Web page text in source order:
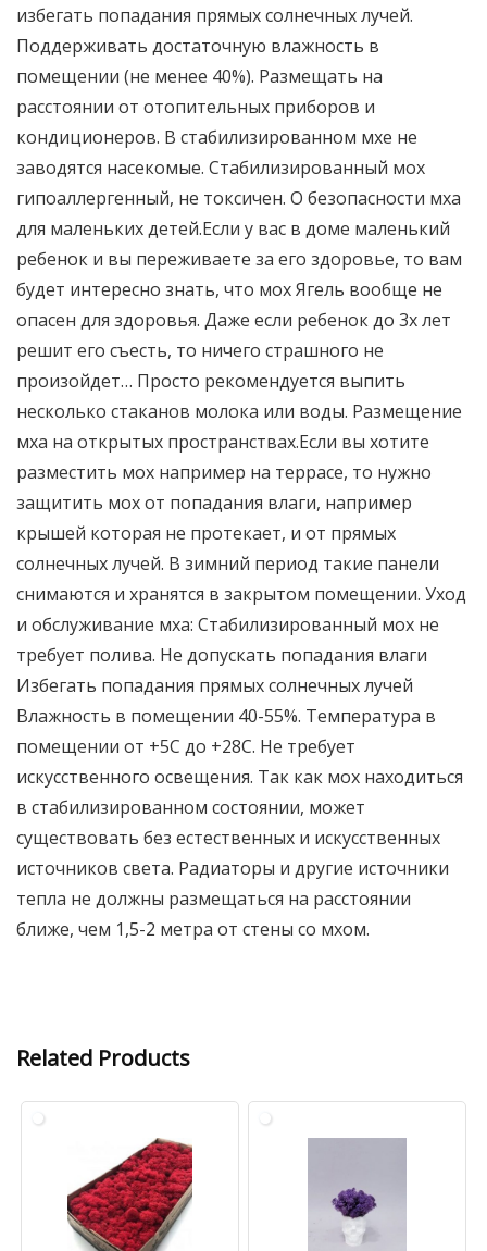
избегать попадания прямых солнечных лучей.
Поддерживать достаточную влажность в
помещении (не менее 40%). Размещать на
расстоянии от отопительных приборов и
кондиционеров. В стабилизированном мхе не
заводятся насекомые. Стабилизированный мох
гипоаллергенный, не токсичен. О безопасности мха
для маленьких детей.Если у вас в доме маленький
ребенок и вы переживаете за его здоровье, то вам
будет интересно знать, что мох Ягель вообще не
опасен для здоровья. Даже если ребенок до 3х лет
решит его съесть, то ничего страшного не
произойдет… Просто рекомендуется выпить
несколько стаканов молока или воды. Размещение
мха на открытых пространствах.Если вы хотите
разместить мох например на террасе, то нужно
защитить мох от попадания влаги, например
крышей которая не протекает, и от прямых
солнечных лучей. В зимний период такие панели
снимаются и хранятся в закрытом помещении. Уход
и обслуживание мха: Стабилизированный мох не
требует полива. Не допускать попадания влаги
Избегать попадания прямых солнечных лучей
Влажность в помещении 40-55%. Температура в
помещении от +5C до +28С. Не требует
искусственного освещения. Так как мох находиться
в стабилизированном состоянии, может
существовать без естественных и искусственных
источников света. Радиаторы и другие источники
тепла не должны размещаться на расстоянии
ближе, чем 1,5-2 метра от стены со мхом.
Related Products